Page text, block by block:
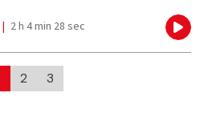
| 2 h 4 min 28 sec
2 3